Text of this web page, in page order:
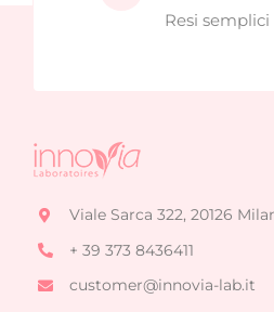
Resi semplici
Viale Sarca 322, 20126
+ 39 373 8436411
customer@innovia-lab.it